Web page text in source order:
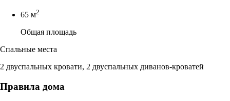
65 м2
Общая площадь
Спальные места
2 двуспальных кровати, 2 двуспальных диванов-кроватей
Правила дома